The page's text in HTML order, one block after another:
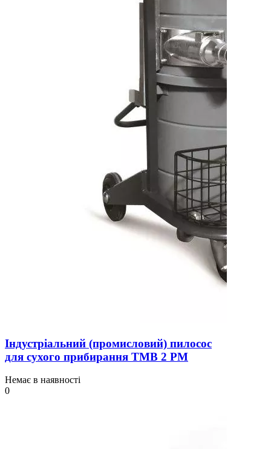
Індустріальний (промисловий) пилосос
для сухого прибирання TMB 2 PM
Немає в наявності
0